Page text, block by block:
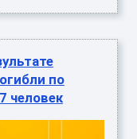
по
человек